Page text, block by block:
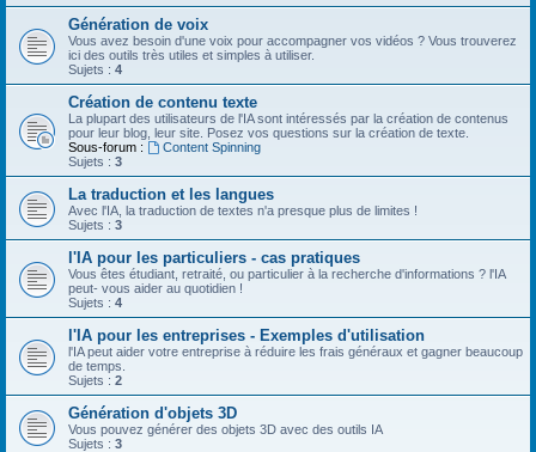
Génération de voix
Vous avez besoin d'une voix pour accompagner vos vidéos ? Vous trouverez
ici des outils très utiles et simples à utiliser.
Sujets : 4
Création de contenu texte
La plupart des utilisateurs de l'IA sont intéressés par la création de contenus
pour leur blog, leur site. Posez vos questions sur la création de texte.
Sous-forum :
Content Spinning
Sujets : 3
La traduction et les langues
Avec l'IA, la traduction de textes n'a presque plus de limites !
Sujets : 3
l'IA pour les particuliers - cas pratiques
Vous êtes étudiant, retraité, ou particulier à la recherche d'informations ? l'IA
peut- vous aider au quotidien !
Sujets : 4
l'IA pour les entreprises - Exemples d'utilisation
l'IA peut aider votre entreprise à réduire les frais généraux et gagner beaucoup
de temps.
Sujets : 2
Génération d'objets 3D
Vous pouvez générer des objets 3D avec des outils IA
Sujets : 3